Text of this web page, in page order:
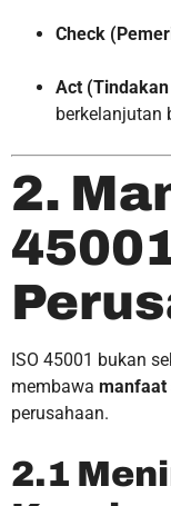
Check
Act
berkelanjutan
2.
ISO 45001 bukan
membawa manfaat
perusahaan.
2.1